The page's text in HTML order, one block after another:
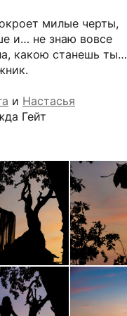
милые черты,
и… не знаю вовсе
какою станешь ты…
и Настасья
Гейт